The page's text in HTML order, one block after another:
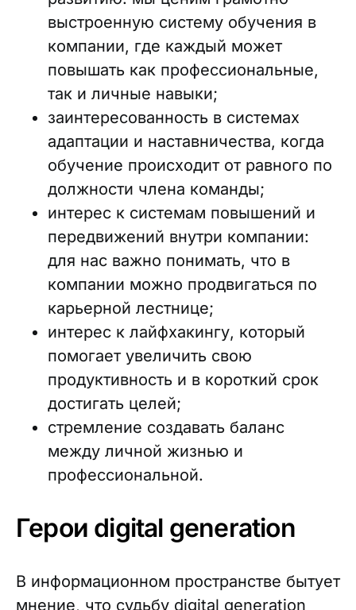
выстроенную систему обучения в
компании, где каждый может
повышать как профессиональные,
так и личные навыки;
заинтересованность в системах
адаптации и наставничества, когда
обучение происходит от равного по
должности члена команды;
интерес к системам повышений и
передвижений внутри компании:
для нас важно понимать, что в
компании можно продвигаться по
карьерной лестнице;
интерес к лайфхакингу, который
помогает увеличить свою
продуктивность и в короткий срок
достигать целей;
стремление создавать баланс
между личной жизнью и
профессиональной.
Герои digital generation
В информационном пространстве бытует
мнение, что судьбу digital generation